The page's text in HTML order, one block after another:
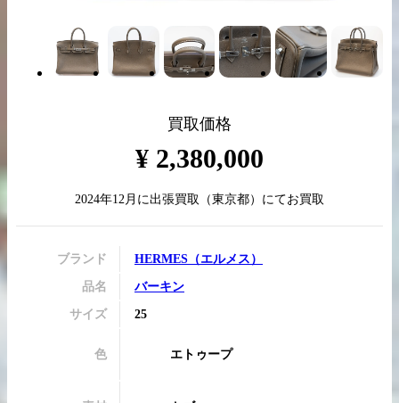
買取実績はこちらから
買取価格
¥ 2,380,000
2024年12月 に出張買取 （東京都）にてお買取
ブランド HERMES （エルメス ）
品名 バーキン
サイズ 25
色 エトゥープ